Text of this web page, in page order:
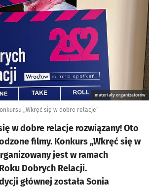
materiały organizatorów
„Wkręć się w dobre relacje”
w dobre relacje rozwiązany! Oto
filmy. Konkurs „Wkręć się w
jest w ramach
Dobrych Relacji.
głównej została Sonia